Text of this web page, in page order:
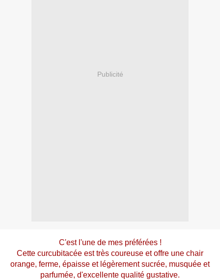
Publicité
C'est l'une de mes préférées !
Cette curcubitacée est très coureuse et offre une chair
orange, ferme, épaisse et légèrement sucrée, musquée et
parfumée, d'excellente qualité gustative.